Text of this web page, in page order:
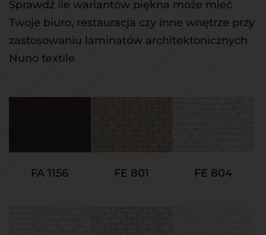
Sprawdź ile wariantów piękna może mieć
Twoje biuro, restauracja czy inne wnętrze przy
zastosowaniu laminatów architektonicznych
Nuno textile
FA 1156 FE 801 FE 804